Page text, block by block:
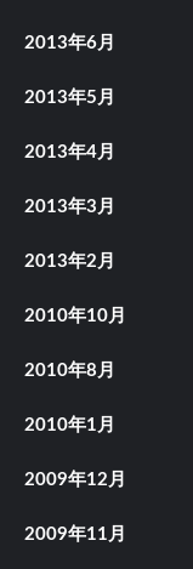
2013年6月
2013年5月
2013年4月
2013年3月
2013年2月
2010年10月
2010年8月
2010年1月
2009年12月
2009年11月